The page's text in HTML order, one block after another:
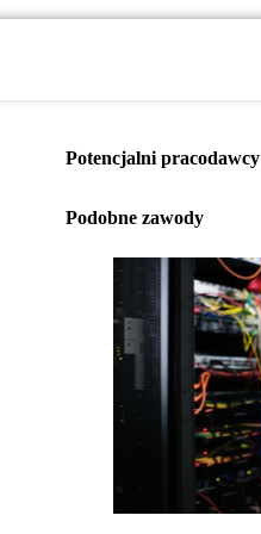
Potencjalni pracodawcy
Podobne zawody